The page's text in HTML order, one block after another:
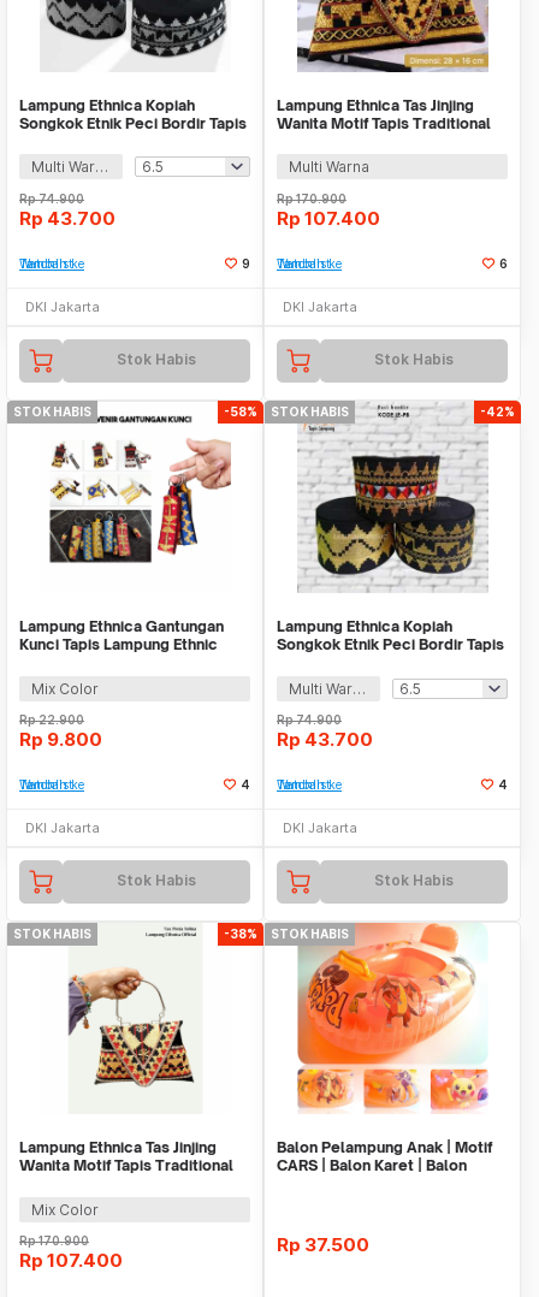
Lampung Ethnica Kopiah
Songkok Etnik Peci Bordir Tapis
Multi Warna
Rp74.900
Rp 43.700
Tambah ke Watchlist 9
DKI Jakarta
Stok Habis
Lampung Ethnica Tas Jinjing
Wanita Motif Tapis Traditional
Multi Warna
Rp170.900
Rp 107.400
Tambah ke Watchlist 6
DKI Jakarta
Stok Habis
STOK HABIS -58%
Lampung Ethnica Gantungan
Kunci Tapis Lampung Ethnic
Mix Color
Rp22.900
Rp 9.800
Tambah ke Watchlist 4
DKI Jakarta
Stok Habis
STOK HABIS -42%
Lampung Ethnica Kopiah
Songkok Etnik Peci Bordir Tapis
Multi Warna
Rp74.900
Rp 43.700
Tambah ke Watchlist 4
DKI Jakarta
Stok Habis
STOK HABIS -38%
Lampung Ethnica Tas Jinjing
Wanita Motif Tapis Traditional
Mix Color
Rp170.900
Rp 107.400
STOK HABIS
Balon Pelampung Anak | Motif
CARS | Balon Karet | Balon
Rp 37.500